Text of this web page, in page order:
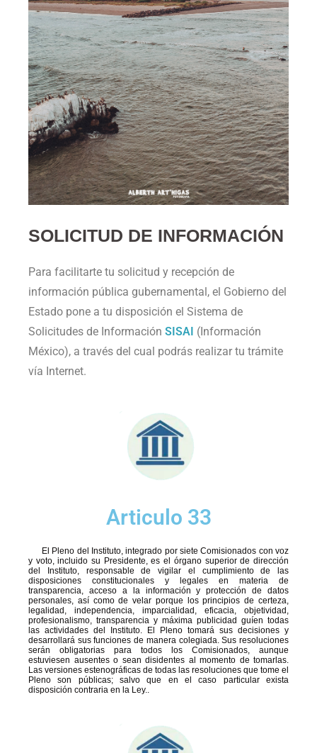
SOLICITUD DE INFORMACIÓN
Para facilitarte tu solicitud y recepción de
información pública gubernamental, el Gobierno del
Estado pone a tu disposición el Sistema de
Solicitudes de Información SISAI (Información
México), a través del cual podrás realizar tu trámite
vía Internet.
Articulo 33
El Pleno del Instituto, integrado por siete Comisionados con voz
y voto, incluido su Presidente, es el órgano superior de dirección
del Instituto, responsable de vigilar el cumplimiento de las
disposiciones constitucionales y legales en materia de
transparencia, acceso a la información y protección de datos
personales, así como de velar porque los principios de certeza,
legalidad, independencia, imparcialidad, eficacia, objetividad,
profesionalismo, transparencia y máxima publicidad guíen todas
las actividades del Instituto. El Pleno tomará sus decisiones y
desarrollará sus funciones de manera colegiada. Sus resoluciones
serán obligatorias para todos los Comisionados, aunque
estuviesen ausentes o sean disidentes al momento de tomarlas.
Las versiones estenográficas de todas las resoluciones que tome el
Pleno son públicas; salvo que en el caso particular exista
disposición contraria en la Ley..